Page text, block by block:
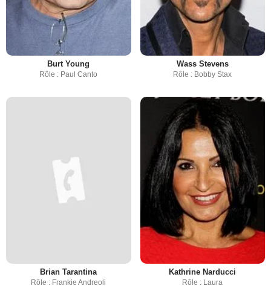
Burt Young
Rôle : Paul Canto
Wass Stevens
Rôle : Bobby Stax
Brian Tarantina
Rôle : Frankie Andreoli
Kathrine Narducci
Rôle : Laura